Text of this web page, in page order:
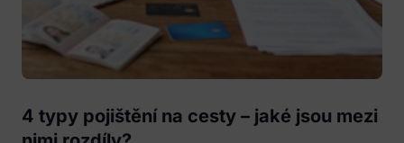
4 typy pojištění na cesty – jaké jsou mezi